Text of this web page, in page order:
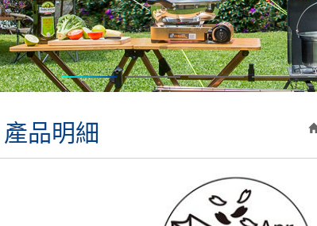
產品明細